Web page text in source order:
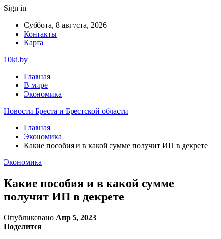
Sign in
Суббота, 8 августа, 2026
Контакты
Карта
10ki.by
Главная
В мире
Экономика
Новости Бреста и Брестской области
Главная
Экономика
Какие пособия и в какой сумме получит ИП в декрете
Экономика
Какие пособия и в какой сумме
получит ИП в декрете
Опубликовано Апр 5, 2023
Поделится